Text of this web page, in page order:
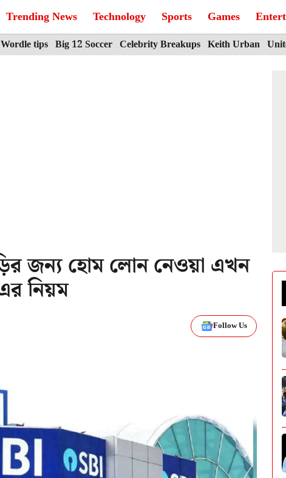
Trending News Technology Sports Games
Wordle tips Big 12 Soccer Celebrity Breakups Keith Urban
জন্য হোম লোন নেওয়া এখন
নিয়ম
Follow Us